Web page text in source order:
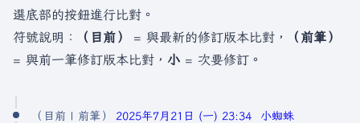
選底部的按鈕進行比對。
符號說明：
（目前） = 與最新的修訂版本比對，
（前筆）
= 與前一筆修訂版本比對， 小 = 次要修訂。
2
目前 前筆 2025年7月21日 (一) 23:34
小蜘蛛